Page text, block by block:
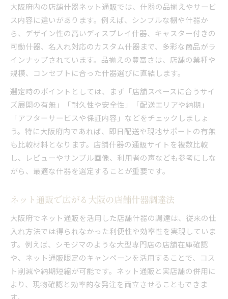
大阪府内の店舗什器ネット通販では、什器の品揃えやサービ
ス内容に違いがあります。例えば、シンプルな棚や什器か
ら、デザイン性の高いディスプレイ什器、キャスター付きの
可動什器、名入れ対応のカスタム什器まで、多彩な商品がラ
インナップされています。品揃えの豊富さは、店舗の業種や
規模、コンセプトに合った什器選びに直結します。
選定時のポイントとしては、まず「店舗スペースに合うサイ
ズ展開の有無」「耐久性や安全性」「配送エリアや納期」
「アフターサービスや保証内容」などをチェックしましょ
う。特に大阪府内であれば、即日配送や現地サポートの有無
も比較材料となります。店舗什器の通販サイトを複数比較
し、レビューやサンプル画像、利用者の声なども参考にしな
がら、最適な什器を選定することが重要です。
ネット通販で広がる大阪の店舗什器調達法
大阪府でネット通販を活用した店舗什器の調達は、従来の仕
入れ方法では得られなかった利便性や効率性を実現していま
す。例えば、シモジマのような大型専門店の店舗在庫確認
や、ネット通販限定のキャンペーンを活用することで、コス
ト削減や納期短縮が可能です。ネット通販と実店舗の併用に
より、現物確認と効率的な発注を両立させることもできま